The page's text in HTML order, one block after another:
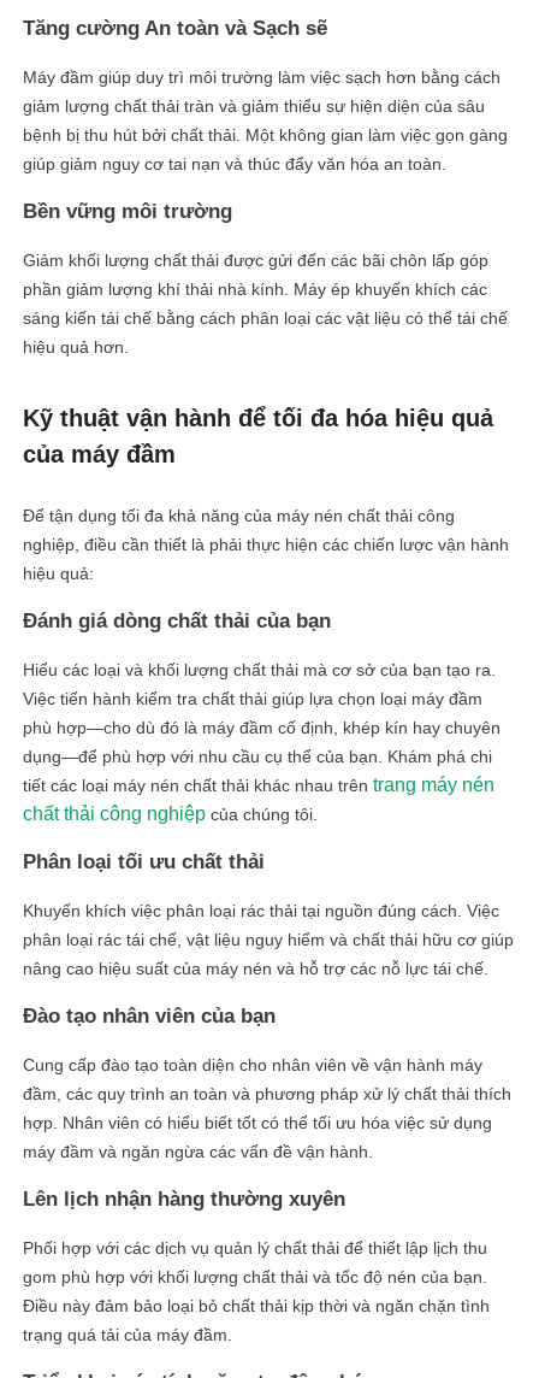
Tăng cường An toàn và Sạch sẽ
Máy đầm giúp duy trì môi trường làm việc sạch hơn bằng cách
giảm lượng chất thải tràn và giảm thiểu sự hiện diện của sâu
bệnh bị thu hút bởi chất thải. Một không gian làm việc gọn gàng
giúp giảm nguy cơ tai nạn và thúc đẩy văn hóa an toàn.
Bền vững môi trường
Giảm khối lượng chất thải được gửi đến các bãi chôn lấp góp
phần giảm lượng khí thải nhà kính. Máy ép khuyến khích các
sáng kiến ​​tái chế bằng cách phân loại các vật liệu có thể tái chế
hiệu quả hơn.
Kỹ thuật vận hành để tối đa hóa hiệu quả
của máy đầm
Để tận dụng tối đa khả năng của máy nén chất thải công
nghiệp, điều cần thiết là phải thực hiện các chiến lược vận hành
hiệu quả:
Đánh giá dòng chất thải của bạn
Hiểu các loại và khối lượng chất thải mà cơ sở của bạn tạo ra.
Việc tiến hành kiểm tra chất thải giúp lựa chọn loại máy đầm
phù hợp—cho dù đó là máy đầm cố định, khép kín hay chuyên
dụng—để phù hợp với nhu cầu cụ thể của bạn. Khám phá chi
tiết các loại máy nén chất thải khác nhau trêntrang máy nén
chất thải công nghiệp của chúng tôi.
Phân loại tối ưu chất thải
Khuyến khích việc phân loại rác thải tại nguồn đúng cách. Việc
phân loại rác tái chế, vật liệu nguy hiểm và chất thải hữu cơ giúp
nâng cao hiệu suất của máy nén và hỗ trợ các nỗ lực tái chế.
Đào tạo nhân viên của bạn
Cung cấp đào tạo toàn diện cho nhân viên về vận hành máy
đầm, các quy trình an toàn và phương pháp xử lý chất thải thích
hợp. Nhân viên có hiểu biết tốt có thể tối ưu hóa việc sử dụng
máy đầm và ngăn ngừa các vấn đề vận hành.
Lên lịch nhận hàng thường xuyên
Phối hợp với các dịch vụ quản lý chất thải để thiết lập lịch thu
gom phù hợp với khối lượng chất thải và tốc độ nén của bạn.
Điều này đảm bảo loại bỏ chất thải kịp thời và ngăn chặn tình
trạng quá tải của máy đầm.